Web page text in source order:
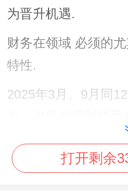
为晋升机遇.
财务在领域 必须的
特性.
2025年3月、9月同
有位经营茶室的属
历:她在年初看中某
打开剩余